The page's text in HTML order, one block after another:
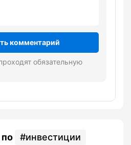
комментарий
обязательную
инвестиции